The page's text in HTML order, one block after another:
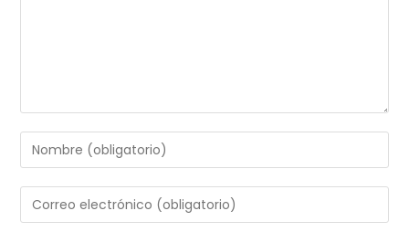
Introduce
tu
nombre
Introduce
tu